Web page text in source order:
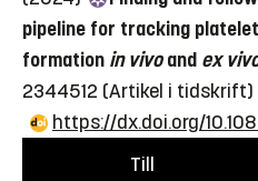
pipeline for tracking
formation in vivoand ex
2344512 (Artikel i tidskrift)
https://dx.doi.org/
Till